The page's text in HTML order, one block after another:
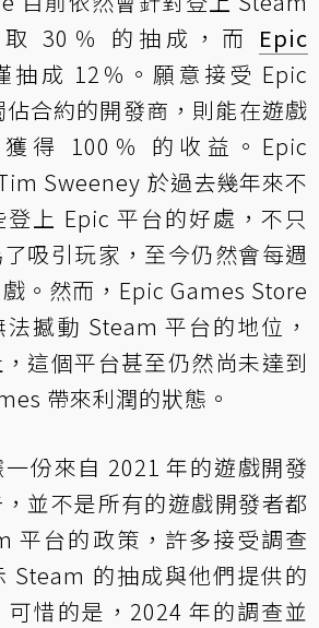
30％ 的抽成，而 Epic
抽成 12％。願意接受 Epic
合約的開發商，則能在遊戲
得 100％ 的收益。Epic
Sweeney 於過去幾年來不
上 Epic 平台的好處，不只
吸引玩家，至今仍然會每週
。然而，Epic Games Store
撼動 Steam 平台的地位，
這個平台甚至仍然尚未達到
帶來利潤的狀態。
份來自 2021 年的遊戲開發
並不是所有的遊戲開發者都
平台的政策，許多接受調查
Steam 的抽成與他們提供的
惜的是，2024 年的調查並